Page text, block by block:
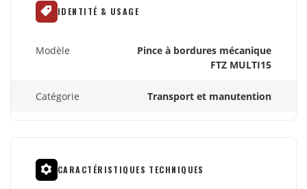
IDENTITÉ & USAGE
Modèle
Pince à bordures mécanique
FTZ MULTI15
Catégorie Transport et manutention
CARACTÉRISTIQUES TECHNIQUES